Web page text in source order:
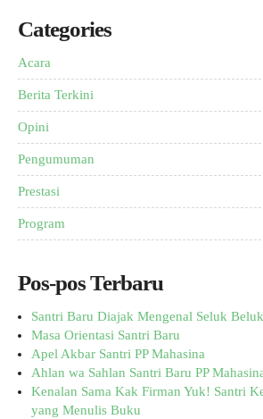
Categories
Acara
Berita Terkini
Opini
Pengumuman
Prestasi
Program
Pos-pos Terbaru
Santri Baru Diajak Mengenal Seluk
Masa Orientasi Santri Baru
Apel Akbar Santri PP Mahasina
Ahlan wa Sahlan Santri Baru PP
Kenalan Sama Kak Firman Yuk! Santri
yang Menulis Buku